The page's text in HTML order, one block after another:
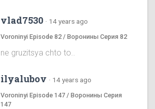
vlad7530 · 14 years ago
Voroninyi Episode 82 / Воронины Серия 82
ne gruzitsya chto to..
ilyalubov · 14 years ago
Voroninyi Episode 147 / Воронины Серия
147